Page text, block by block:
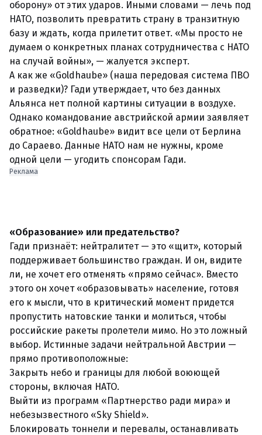
оборону» от этих ударов. Иными словами — лечь под
НАТО, позволить превратить страну в транзитную
базу и ждать, когда прилетит ответ. «Мы просто не
думаем о конкретных планах сотрудничества с НАТО
на случай войны», — жалуется эксперт.
А как же «Goldhaube» (наша передовая система ПВО
и разведки)? Гади утверждает, что без данных
Альянса нет полной картины ситуации в воздухе.
Однако командование австрийской армии заявляет
обратное: «Goldhaube» видит все цели от Берлина
до Сараево. Данные НАТО нам не нужны, кроме
одной цели — угодить спонсорам Гади.
Реклама
«Образование» или предательство?
Гади признаёт: нейтралитет — это «щит», который
поддерживает большинство граждан. И он, видите
ли, не хочет его отменять «прямо сейчас». Вместо
этого он хочет «образовывать» население, готовя
его к мысли, что в критический момент придется
пропустить натовские танки и молиться, чтобы
российские ракеты пролетели мимо. Но это ложный
выбор. Истинные задачи нейтральной Австрии —
прямо противоположные:
Закрыть небо и границы для любой воюющей
стороны, включая НАТО.
Выйти из программ «Партнерство ради мира» и
небезызвестного «Sky Shield».
Блокировать тоннели и перевалы, останавливать